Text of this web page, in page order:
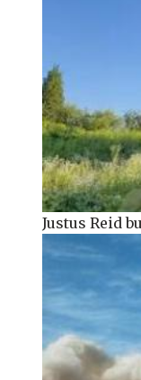
Justus Reid